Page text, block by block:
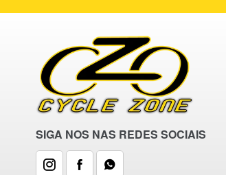
SIGA NOS NAS REDES SOCIAIS